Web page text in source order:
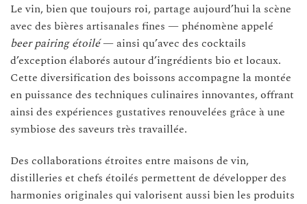
Le vin, bien que toujours roi, partage aujourd’hui la scène
avec des bières artisanales fines — phénomène appelé
beer pairing étoilé— ainsi qu’avec des cocktails
d’exception élaborés autour d’ingrédients bio et locaux.
Cette diversification des boissons accompagne la montée
en puissance des techniques culinaires innovantes, offrant
ainsi des expériences gustatives renouvelées grâce à une
symbiose des saveurs très travaillée.
Des collaborations étroites entre maisons de vin,
distilleries et chefs étoilés permettent de développer des
harmonies originales qui valorisent aussi bien les produits